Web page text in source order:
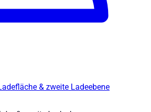
& zweite Ladeebene